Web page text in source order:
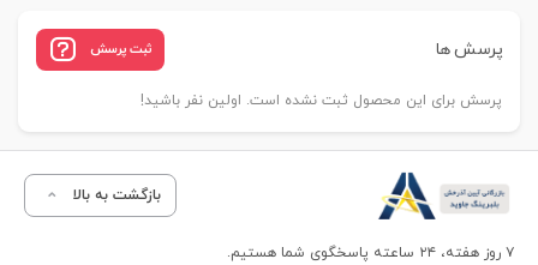
پرسش ها ثبت پرسش
پرسش برای این محصول ثبت نشده است. اولین نفر باشید!
بازگشت به بالا
۷ روز هفته، ۲۴ ساعته پاسخگوی شما هستیم.